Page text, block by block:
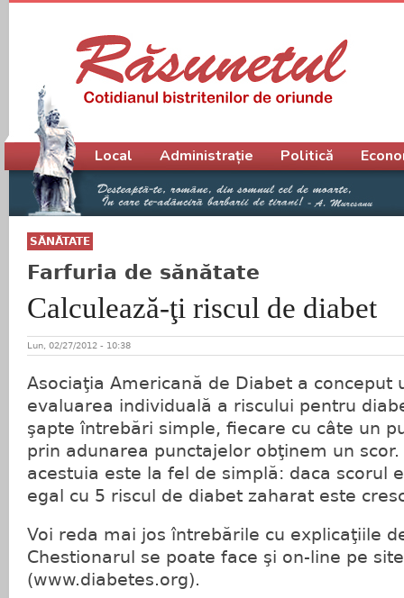
SĂNĂTATE
Farfuria de sănătate
Calculează-ţi riscul de diabet
Lun, 02/27/2012 - 10:38
Asociaţia Americană de Diabet a conceput
evaluarea individuală a riscului pentru
şapte întrebări simple, fiecare cu câte un
prin adunarea punctajelor obţinem un
acestuia este la fel de simplă: daca scorul
egal cu 5 riscul de diabet zaharat este
Voi reda mai jos întrebările cu explicaţiile
Chestionarul se poate face şi on-line pe
(www.diabetes.org).
Meniu principal
Local Administrație Politică